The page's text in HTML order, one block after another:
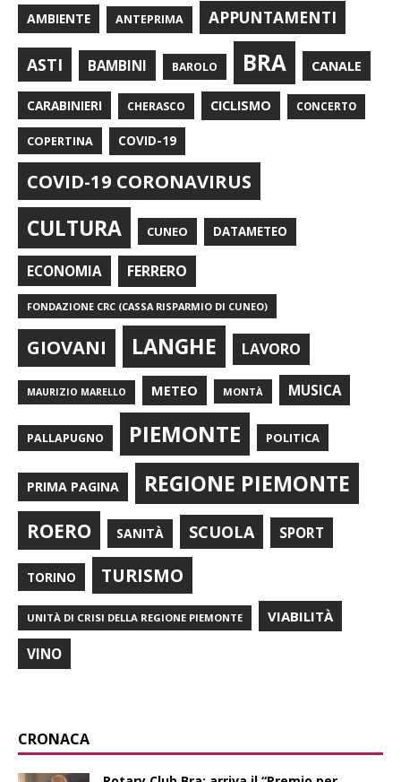
AMBIENTE ANTEPRIMA APPUNTAMENTI
ASTI BAMBINI BAROLO BRA CANALE
CARABINIERI CHERASCO CICLISMO CONCERTO
COPERTINA COVID-19
COVID-19 CORONAVIRUS
CULTURA CUNEO DATAMETEO
ECONOMIA FERRERO
FONDAZIONE CRC (CASSA RISPARMIO DI CUNEO)
GIOVANI LANGHE LAVORO
MAURIZIO MARELLO METEO MONTÀ MUSICA
PALLAPUGNO PIEMONTE POLITICA
PRIMA PAGINA REGIONE PIEMONTE
ROERO SANITÀ SCUOLA SPORT
TORINO TURISMO
UNITÀ DI CRISI DELLA REGIONE PIEMONTE VIABILITÀ
VINO
CRONACA